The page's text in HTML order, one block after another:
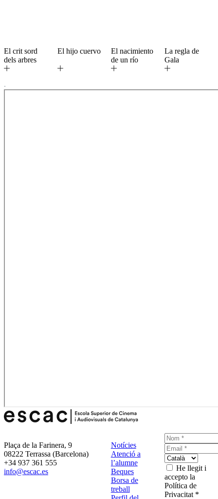
El crit sord
dels arbres
El hijo cuervo
El nacimiento
de un río
La regla de
Gala
Plaça de la Farinera, 9
08222 Terrassa (Barcelona)
+34 937 361 555
info@escac.es
Notícies
Atenció a
l’alumne
Beques
Borsa de
treball
He llegit i
accepto la
Política de
Privacitat *